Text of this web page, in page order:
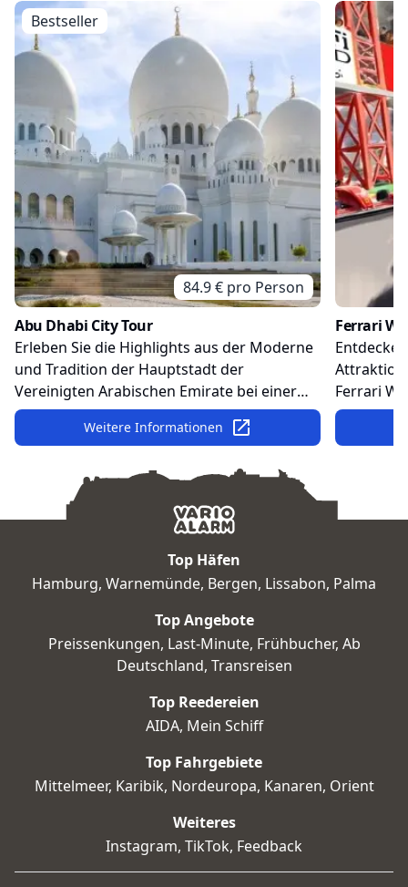
84.9€ pro Person
Bestseller
Abu Dhabi City Tour
Erleben Sie die Highlights aus der Moderne
und Tradition der Hauptstadt der
Vereinigten Arabischen Emirate bei einer
entspannten Stadtrundfahrt. Sehen Sie die
atemberaubende Scheich-Zayid-Moschee
Vergangenheit im "Heritage Village".
Weitere Informationen
Ferrari
Ferrari
in eine
Menge
Top Häfen
Hamburg, Warnemünde, Bergen, Lissabon, Palma
Top Angebote
Preissenkungen, Last-Minute, Frühbucher, Ab
Deutschland, Transreisen
Top Reedereien
AIDA, Mein Schiff
Top Fahrgebiete
Mittelmeer, Karibik, Nordeuropa, Kanaren, Orient
Weiteres
Instagram, TikTok, Feedback